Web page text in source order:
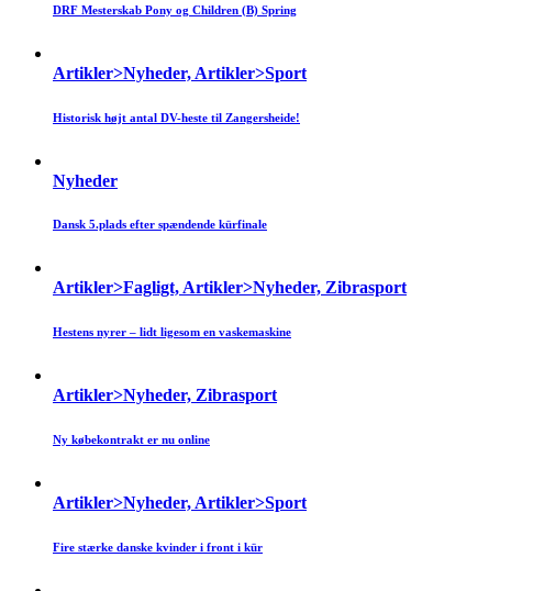
DRF Mesterskab Pony og Children (B) Spring
Artikler>Nyheder, Artikler>Sport
Historisk højt antal DV-heste til Zangersheide!
Nyheder
Dansk 5.plads efter spændende kürfinale
Artikler>Fagligt, Artikler>Nyheder, Zibrasport
Hestens nyrer – lidt ligesom en vaskemaskine
Artikler>Nyheder, Zibrasport
Ny købekontrakt er nu online
Artikler>Nyheder, Artikler>Sport
Fire stærke danske kvinder i front i kür